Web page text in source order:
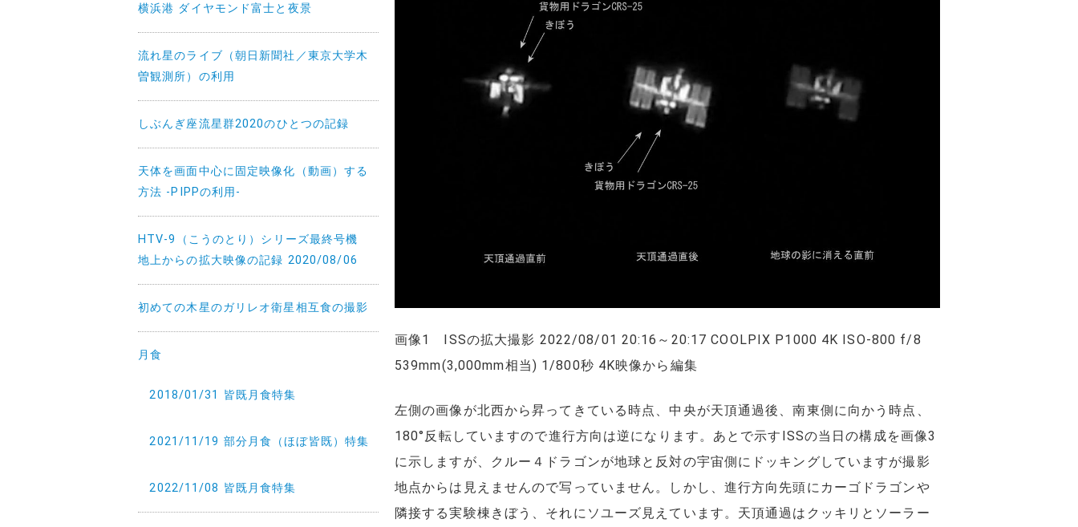
画像1 ISSの拡大撮影 2022/08/01 20:16～20:17 COOLPIX P1000 4K ISO-800 f/8
539mm(3,000mm相当) 1/800秒 4K映像から編集
左側の画像が北西から昇ってきている時点、中央が天頂通過後、南東側に向かう時点、
180°反転していますので進行方向は逆になります。あとで示すISSの当日の構成を画像3
に示しますが、クルー４ドラゴンが地球と反対の宇宙側にドッキングしていますが撮影
地点からは見えませんので写っていません。しかし、進行方向先頭にカーゴドラゴンや
隣接する実験棟きぼう、それにソユーズ見えています。天頂通過はクッキリとソーラー
横浜港 ダイヤモンド富士と夜景
流れ星のライブ（朝日新聞社／東京大学木
曽観測所）の利用
しぶんぎ座流星群2020のひとつの記録
天体を画面中心に固定映像化（動画）する
方法 -PIPPの利用-
HTV-9（こうのとり）シリーズ最終号機
地上からの拡大映像の記録 2020/08/06
初めての木星のガリレオ衛星相互食の撮影
月食
2018/01/31 皆既月食特集
2021/11/19 部分月食（ほぼ皆既）特集
2022/11/08 皆既月食特集